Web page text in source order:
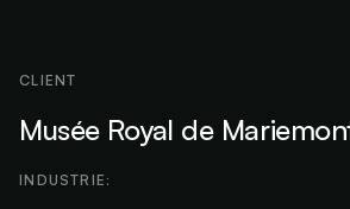
CLIENT
Musée Royal de
INDUSTRIE: